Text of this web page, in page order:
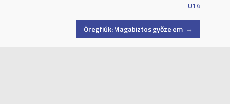
U14
Öregfiúk: Magabiztos győzelem →